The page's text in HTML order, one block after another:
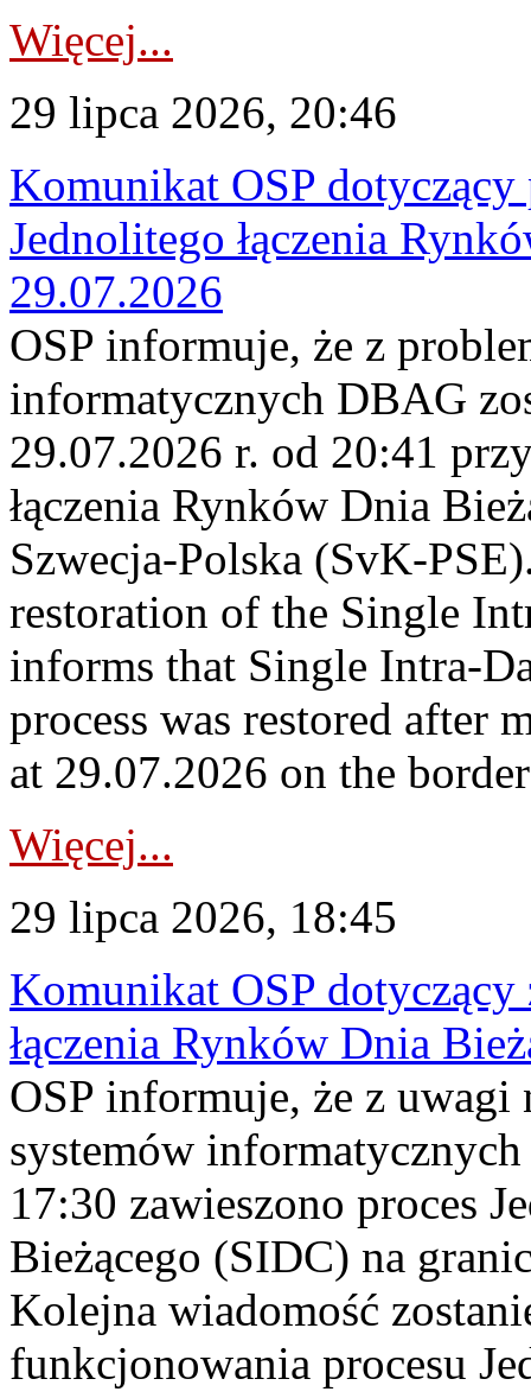
Więcej...
29 lipca 2026, 20:46
Komunikat OSP
Jednolitego łączenia
29.07.2026
OSP informuje, że z
informatycznych DBAG
29.07.2026 r. od 20:41
łączenia Rynków Dnia
Szwecja-Polska (SvK-
restoration of the Single
informs that Single Intra-
process was restored after
at 29.07.2026 on the
Więcej...
29 lipca 2026, 18:45
Komunikat OSP dotyczący
łączenia Rynków Dnia
OSP informuje, że z uwagi
systemów
17:30 zawieszono proces
Bieżącego (SIDC) na
Kolejna wiadomość
funkcjonowania procesu